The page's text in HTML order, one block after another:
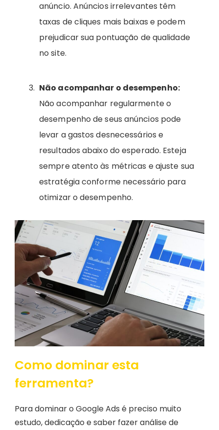
anúncio. Anúncios irrelevantes têm
taxas de cliques mais baixas e podem
prejudicar sua pontuação de qualidade
no site.
Não acompanhar o desempenho:
Não acompanhar regularmente o
desempenho de seus anúncios pode
levar a gastos desnecessários e
resultados abaixo do esperado. Esteja
sempre atento às métricas e ajuste sua
estratégia conforme necessário para
otimizar o desempenho.
Como dominar esta
ferramenta?
Para dominar o Google Ads é preciso muito
estudo, dedicação e saber fazer análise de